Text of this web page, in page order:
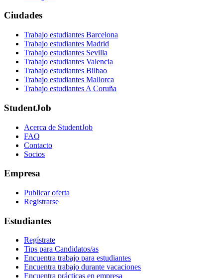
Ciudades
Trabajo estudiantes Barcelona
Trabajo estudiantes Madrid
Trabajo estudiantes Sevilla
Trabajo estudiantes Valencia
Trabajo estudiantes Bilbao
Trabajo estudiantes Mallorca
Trabajo estudiantes A Coruña
StudentJob
Acerca de StudentJob
FAQ
Contacto
Socios
Empresa
Publicar oferta
Registrarse
Estudiantes
Regístrate
Tips para Candidatos/as
Encuentra trabajo para estudiantes
Encuentra trabajo durante vacaciones
Encuentra prácticas en empresa